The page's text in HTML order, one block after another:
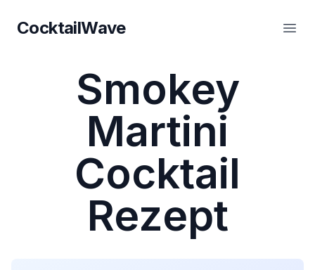
CocktailWave
CocktailWave
Smokey
Martini
Cocktail
Rezept